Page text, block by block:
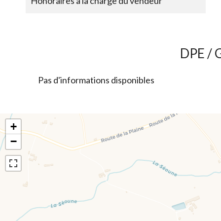
DPE /
Pas d'informations disponibles
+
−